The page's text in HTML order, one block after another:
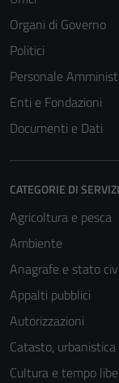
Organi di Governo
Politici
Personale
Enti e Fondazioni
Documenti e Dati
CATEGORIE DI
Agricoltura e pesca
Ambiente
Anagrafe e stato
Appalti pubblici
Autorizzazioni
Catasto, urbanistica
Cultura e tempo